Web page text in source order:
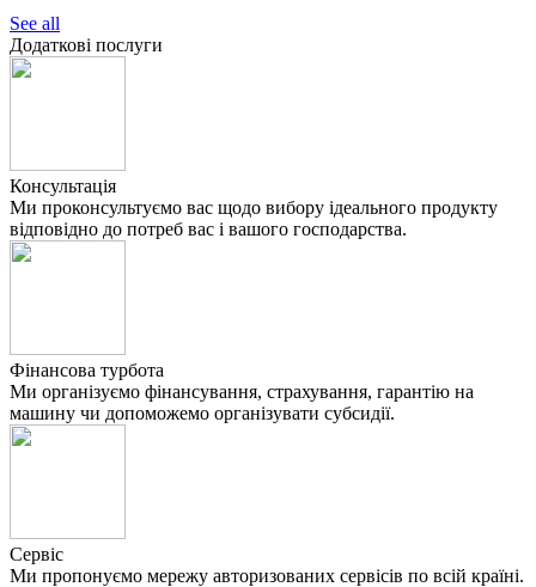
See all
Додаткові послуги
Консультація
Ми проконсультуємо вас щодо вибору ідеального продукту
відповідно до потреб вас і вашого господарства.
Фінансова турбота
Ми організуємо фінансування, страхування, гарантію на
машину чи допоможемо організувати субсидії.
Сервіс
Ми пропонуємо мережу авторизованих сервісів по всій країні.